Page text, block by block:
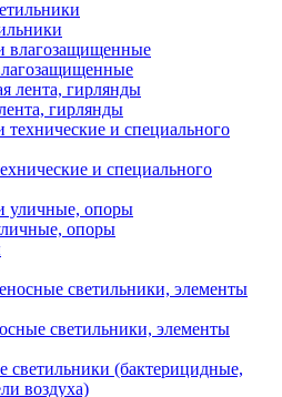
гирлянды
и специального
опоры
светильники, элементы